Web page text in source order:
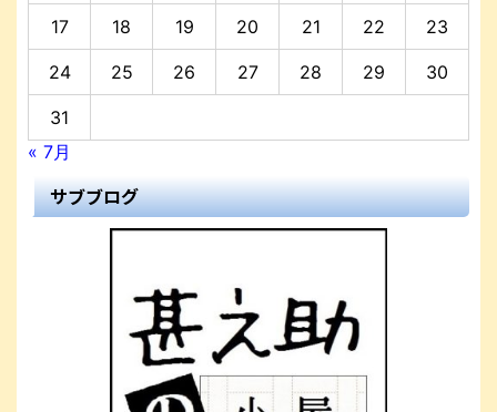
17 18 19 20 21 22 23
24 25 26 27 28 29 30
31
« 7月
サブブログ